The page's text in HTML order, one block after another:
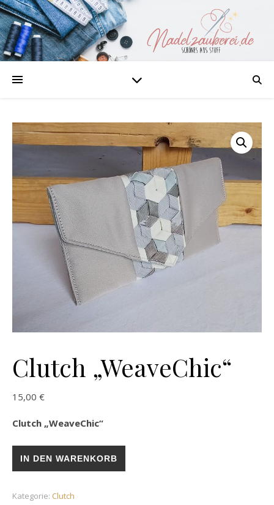
Clutch „WeaveChic“
15,00 €
Clutch „WeaveChic“
IN DEN WARENKORB
Kategorie: Clutch